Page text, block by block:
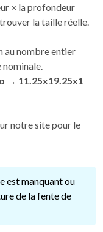
× la profondeur
la taille réelle.
au nombre entier
→ 11.25x19.25x1
notre site pour le
est manquant ou
de la fente de